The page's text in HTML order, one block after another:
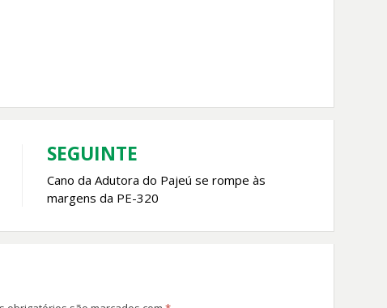
SEGUINTE
Cano da Adutora do Pajeú se rompe às
margens da PE-320